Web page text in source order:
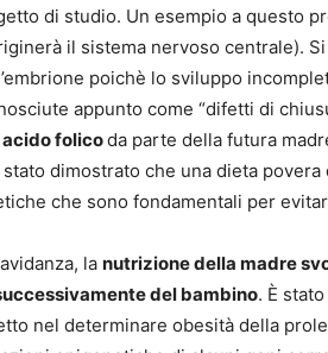
di studio. Un esempio a questo
il sistema nervoso centrale).
poichè lo sviluppo
appunto come “difetti di
acido folicoda parte della futura
dimostrato che una dieta
che sono fondamentali per
la nutrizione della madre
del bambino. È
nel determinare obesità della